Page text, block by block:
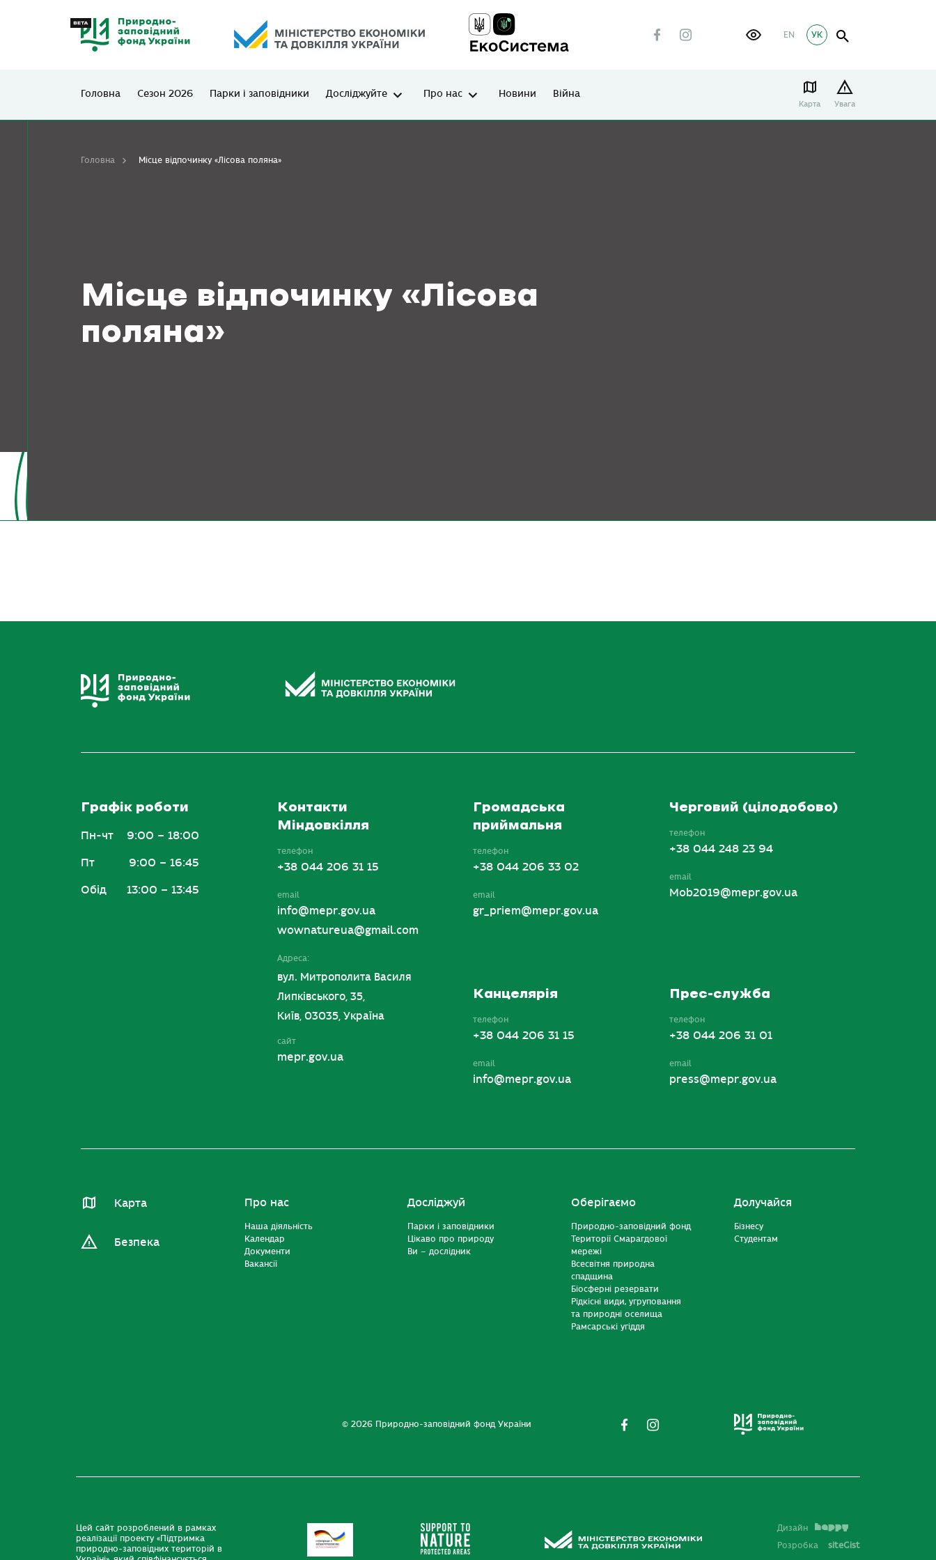
УК
EN
Головна Сезон 2026 Парки і заповідники Досліджуйте Про нас Новини Війна
Карта Увага
Місце відпочинку «Лісова
поляна»
Головна Місце відпочинку «Лісова поляна»
Графік роботи
Пн-чт 9:00 – 18:00
Пт 9:00 – 16:45
Обід 13:00 – 13:45
Контакти
Міндовкілля
телефон
+38 044 206 31 15
email
info@mepr.gov.ua
wownatureua@gmail.com
Адреса:
вул. Митрополита Василя
Липківського, 35,
Київ, 03035, Україна
сайт
mepr.gov.ua
Громадська
приймальня
телефон
+38 044 206 33 02
email
gr_priem@mepr.gov.ua
Канцелярія
телефон
+38 044 206 31 15
email
info@mepr.gov.ua
Черговий (цілодобово)
телефон
+38 044 248 23 94
email
Mob2019@mepr.gov.ua
Прес-служба
телефон
+38 044 206 31 01
email
press@mepr.gov.ua
Карта
Безпека
Про нас
Наша діяльність
Календар
Документи
Вакансії
Досліджуй
Парки і заповідники
Цікаво про природу
Ви – дослідник
Оберігаємо
Природно-заповідний фонд
Території Смарагдової
мережі
Всесвітня природна
спадщина
Біосферні резервати
Рідкісні види, угруповання
та природні оселища
Рамсарські угіддя
Долучайся
Бізнесу
Студентам
© 2026 Природно-заповідний фонд України
Цей сайт розроблений в рамках
реалізації проекту «Підтримка
природно-заповідних територій в
Дизайн
Розробка
siteGist